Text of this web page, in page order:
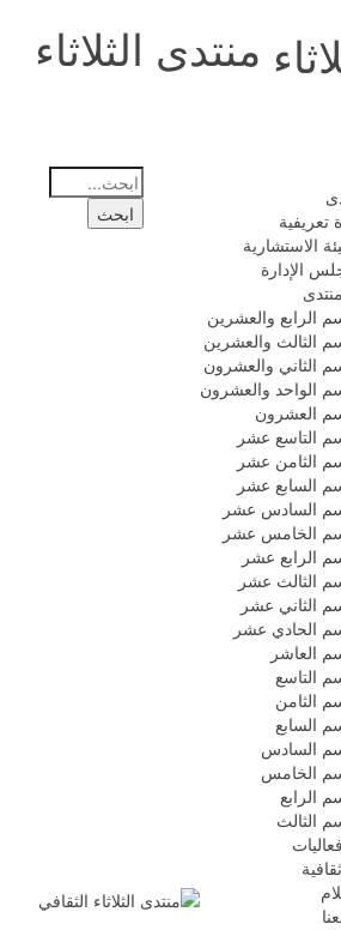
منتدى الثلاثاء
تعريفية
الاستشارية
الإدارة
الرابع والعشرين
الثالث والعشرين
الثاني والعشرون
الواحد والعشرون
العشرون
التاسع عشر
الثامن عشر
السابع عشر
السادس عشر
الخامس عشر
الرابع عشر
الثالث عشر
الثاني عشر
الحادي عشر
العاشر
التاسع
الثامن
السابع
السادس
الخامس
الرابع
الثالث